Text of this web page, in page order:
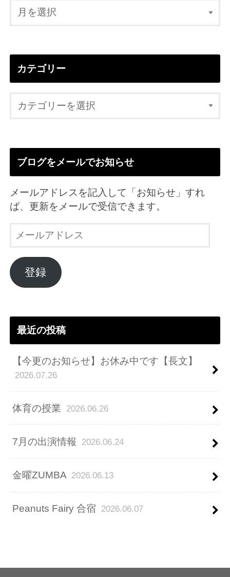
カテゴリー
ブログをメールでお知らせ
メールアドレスを記入して「お知らせ」すれ
ば、更新をメールで受信できます。
ル
ア
ド
登録
最近の投稿
【今更のお知らせ】お休み中です【長文】
2026.07.26
体育の授業 2026.06.26
7月の出演情報 2026.06.24
金曜ZUMBA 2026.06.13
Peanuts Fairy 合宿 2026.06.07